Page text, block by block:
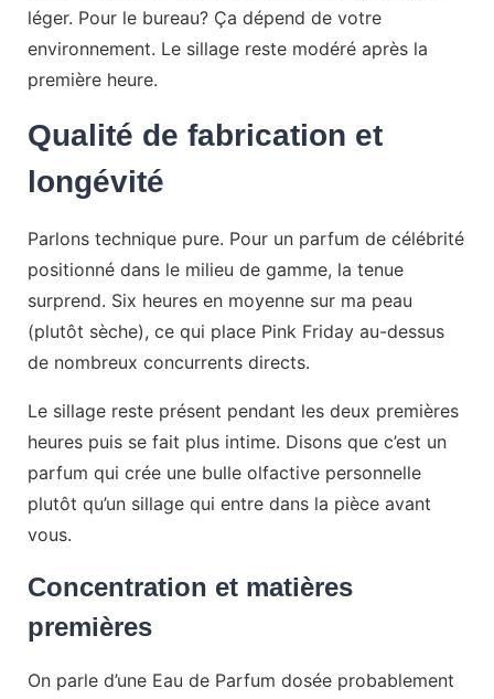
léger. Pour le bureau? Ça dépend de votre
environnement. Le sillage reste modéré après la
première heure.
Qualité de fabrication et
longévité
Parlons technique pure. Pour un parfum de célébrité
positionné dans le milieu de gamme, la tenue
surprend. Six heures en moyenne sur ma peau
(plutôt sèche), ce qui place Pink Friday au-dessus
de nombreux concurrents directs.
Le sillage reste présent pendant les deux premières
heures puis se fait plus intime. Disons que c’est un
parfum qui crée une bulle olfactive personnelle
plutôt qu’un sillage qui entre dans la pièce avant
vous.
Concentration et matières
premières
On parle d’une Eau de Parfum dosée probablement